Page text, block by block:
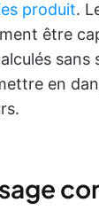
produit.
être
sans
en